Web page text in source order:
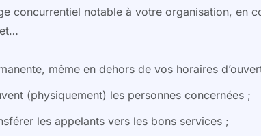
concurrentiel notable à votre organisation, en
même en dehors de vos horaires
(physiquement) les personnes concernées ;
les appelants vers les bons services ;